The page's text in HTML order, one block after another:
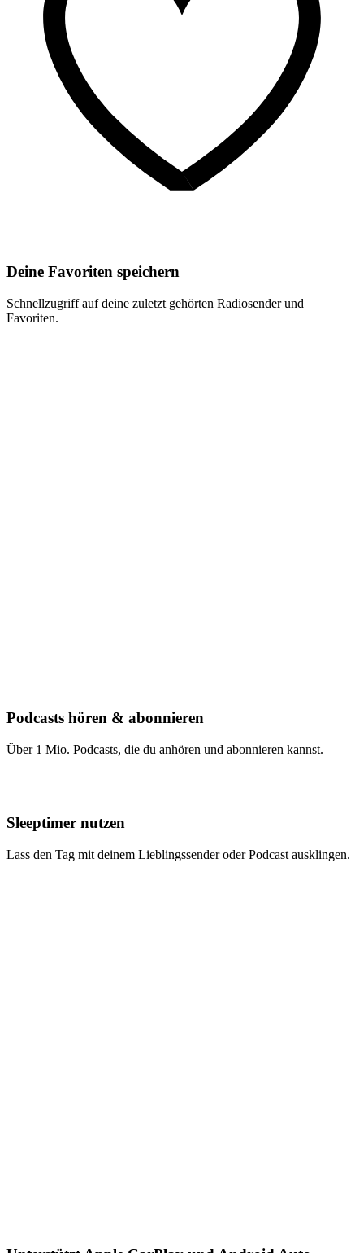
Deine Favoriten speichern
Schnellzugriff auf deine zuletzt gehörten Radiosender und
Favoriten.
Podcasts hören & abonnieren
Über 1 Mio. Podcasts, die du anhören und abonnieren kannst.
Sleeptimer nutzen
Lass den Tag mit deinem Lieblingssender oder Podcast ausklingen.